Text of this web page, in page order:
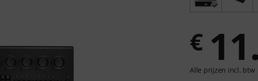
€
Alle prijzen incl. btw